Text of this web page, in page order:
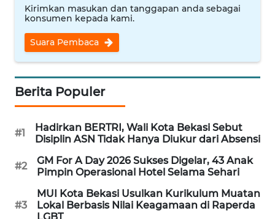
Kirimkan masukan dan tanggapan anda sebagai
konsumen kepada kami.
Suara Pembaca
Berita Populer
#1
Hadirkan BERTRI, Wali Kota Bekasi Sebut
Disiplin ASN Tidak Hanya Diukur dari Absensi
#2
GM For A Day 2026 Sukses Digelar, 43 Anak
Pimpin Operasional Hotel Selama Sehari
#3
MUI Kota Bekasi Usulkan Kurikulum Muatan
Lokal Berbasis Nilai Keagamaan di Raperda
CIREBON
INDRAMAYU
KUNINGAN
WN
MAJALENGKA
WN